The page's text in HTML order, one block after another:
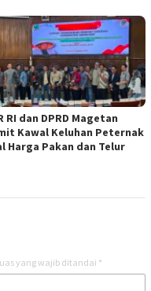
RI dan DPRD Magetan
Kawal Keluhan Peternak
Harga Pakan dan Telur
yang wajib ditandai *